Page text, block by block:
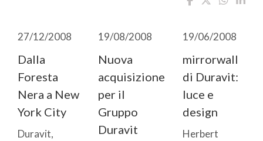
27/12/2008
Dalla
Foresta
Nera a New
York City
Duravit,
19/08/2008
Nuova
acquisizione
per il
Gruppo
Duravit
19/06/2008
mirrorwall
di Duravit:
luce e
design
Herbert